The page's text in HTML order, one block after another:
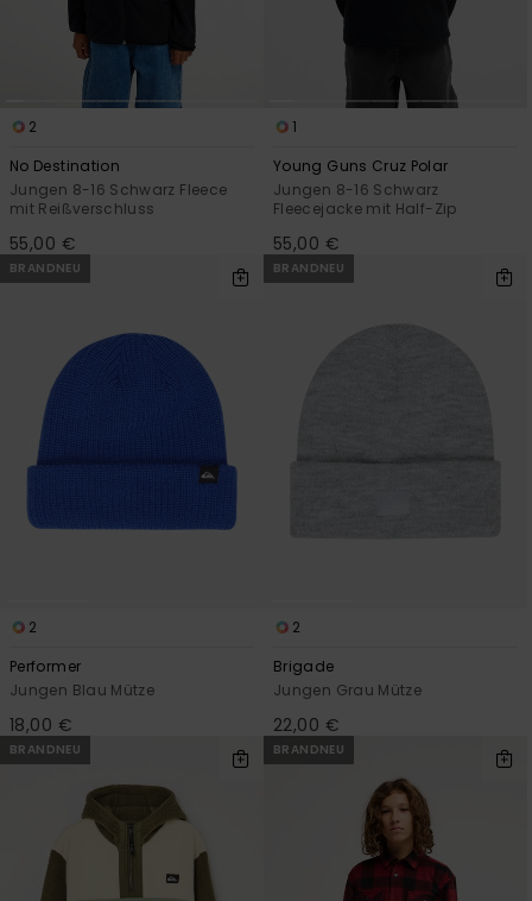
2
No Destination
Jungen 8-16 Schwarz Fleece
mit Reißverschluss
55,00 €
1
Young Guns Cruz Polar
Jungen 8-16 Schwarz
Fleecejacke mit Half-Zip
55,00 €
BRANDNEU
2
Performer
Jungen Blau Mütze
18,00 €
BRANDNEU
2
Brigade
Jungen Grau Mütze
22,00 €
BRANDNEU BRANDNEU